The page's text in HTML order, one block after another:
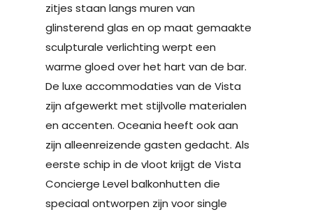
zitjes staan langs muren van
glinsterend glas en op maat gemaakte
sculpturale verlichting werpt een
warme gloed over het hart van de bar.
De luxe accommodaties van de Vista
zijn afgewerkt met stijlvolle materialen
en accenten. Oceania heeft ook aan
zijn alleenreizende gasten gedacht. Als
eerste schip in de vloot krijgt de Vista
Concierge Level balkonhutten die
speciaal ontworpen zijn voor single